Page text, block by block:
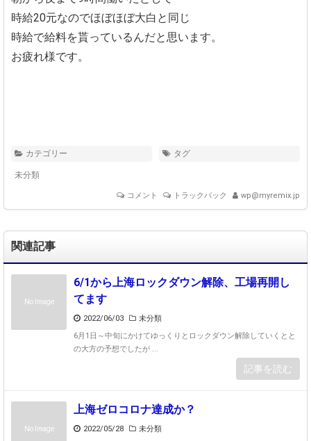
時給20元なのでほぼほぼ大白と同じ
時給で給料を貰っているんだと思います。
お疲れ様です。
カテゴリー
未分類
タグ
コメント トラックバック wp@myremix.jp
関連記事
No Image
6/1から上海ロックダウン解除、工場再開し
てます
2022/06/03
未分類
6月1日～中旬にかけてゆっくりとロックダウン解除していくとと
の大方の予想でしたが ...
記事を読む
No Image
上海ゼロコロナ達成か？
2022/05/28
未分類